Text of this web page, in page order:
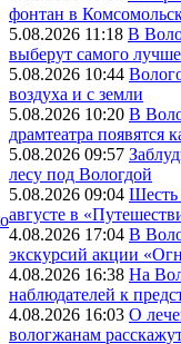
фонтан в
5.08.2026 11:18 В
выберут самого
5.08.2026 10:44
воздуха и с земли
5.08.2026 10:20 В
драмтеатра появятся
5.08.2026 09:57
лесу под Вологдой
5.08.2026 09:04 Шесть
августе в
4.08.2026 17:04 В
экскурсий акции
4.08.2026 16:38 На
наблюдателей к
4.08.2026 16:03 О
вологжанам